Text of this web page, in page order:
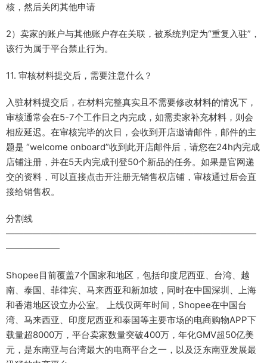
核，然后关闭其他申请
2）卖家的账户与其他账户存在关联，被系统判定为“重复入驻”，
该行为属于平台禁止行为。
11. 审核材料提交后，需要注意什么？
入驻材料提交后，在材料完整真实且不需要修改材料的情况下，
审核通常会在5-7个工作日之内完成，如需卖家补充材料，则会
相应延迟。在审核完毕的次日，会收到开店邀请邮件，邮件的主
题是 “welcome onboard”收到此开店邮件后，请您在24h内完成
店铺注册，并在5天内完成刊登50个新品的任务。如果是官网递
交的资料，可以直接点击开注册无销售权店铺，审核通过后会直
接给销售权。
分割线
————————————————————————————
——————
Shopee目前覆盖7个国家和地区，包括印度尼西亚、台湾、越
南、泰国、菲律宾、马来西亚和新加坡，同时在中国深圳、上海
和香港地区设立办公室。 上线仅两年时间，Shopee在中国台
湾、马来西亚、印度尼西亚和泰国等主要市场的电商购物APP下
载量超8000万，平台卖家数量突破400万，年化GMV超50亿美
元，是东南亚与台湾最大的电商平台之一，以及泛东南亚发展最